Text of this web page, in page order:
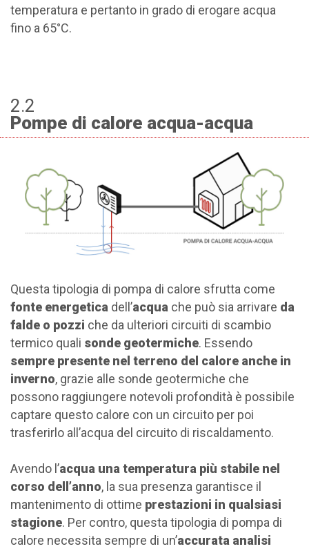
temperatura e pertanto in grado di erogare acqua
fino a 65°C.
2.2
Pompe di calore acqua-acqua
Questa tipologia di pompa di calore sfrutta come
fonte energetica dell’acqua che può sia arrivare da
falde o pozzi che da ulteriori circuiti di scambio
termico quali sonde geotermiche. Essendo
sempre presente nel terreno del calore anche in
inverno, grazie alle sonde geotermiche che
possono raggiungere notevoli profondità è possibile
captare questo calore con un circuito per poi
trasferirlo all’acqua del circuito di riscaldamento.
Avendo l’acqua una temperatura più stabile nel
corso dell’anno, la sua presenza garantisce il
mantenimento di ottime prestazioni in qualsiasi
stagione. Per contro, questa tipologia di pompa di
calore necessita sempre di un’accurata analisi